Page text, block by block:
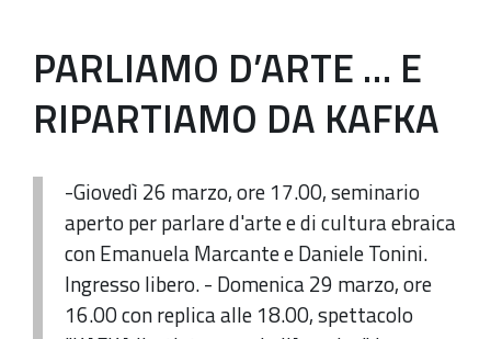
PARLIAMO D’ARTE … E
RIPARTIAMO DA KAFKA
-Giovedì 26 marzo, ore 17.00, seminario
aperto per parlare d'arte e di cultura ebraica
con Emanuela Marcante e Daniele Tonini.
Ingresso libero. - Domenica 29 marzo, ore
16.00 con replica alle 18.00, spettacolo